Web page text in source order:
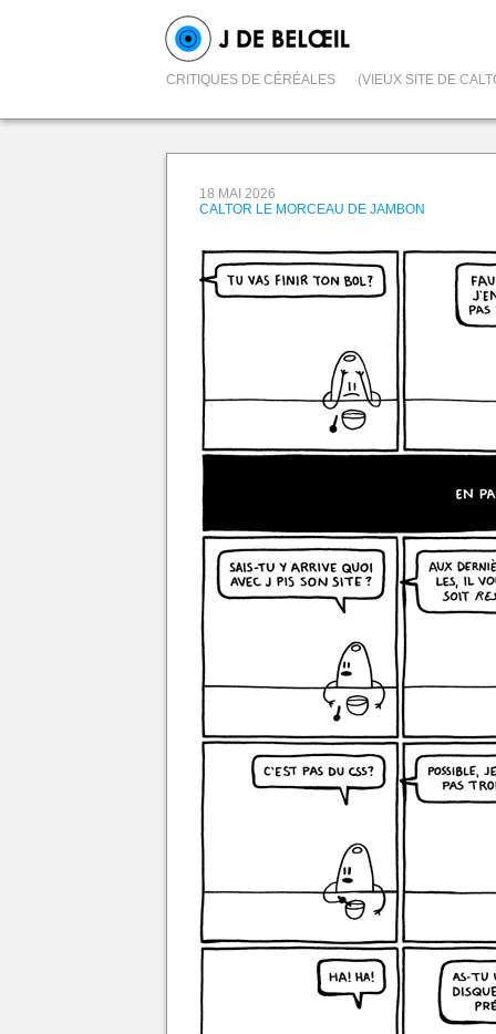
CRITIQUES DE CÉRÉALES (VIEUX SITE DE
18 MAI 2026
CALTOR LE MORCEAU DE JAMBON